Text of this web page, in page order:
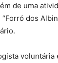
de uma
dos
voluntária